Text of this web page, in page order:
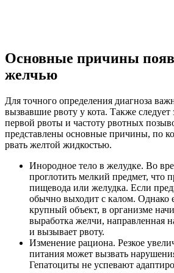
Основные причины
желчью
Для точного определения диагноза
вызвавшие рвоту у кота. Также следует
первой рвоты и частоту рвотных
представлены основные причины, по
рвать желтой жидкостью.
Инородное тело в желудке. Во
проглотить мелкий предмет, что
пищевода или желудка. Если
обычно выходит с калом. Однако
крупный объект, в организме
выработка желчи, направленная
и вызывает рвоту.
Изменение рациона. Резкое
питания может вызвать
Гепатоциты не успевают